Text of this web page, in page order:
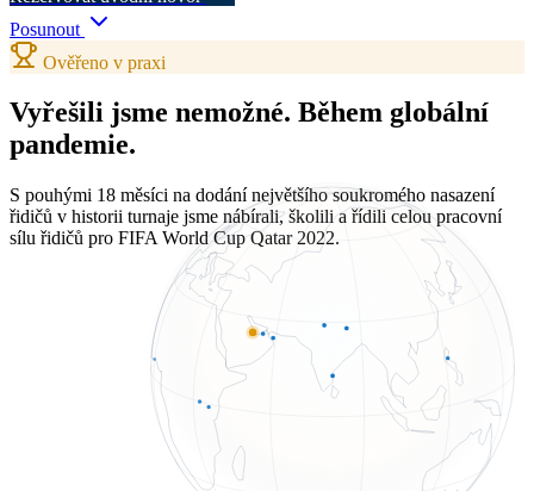
Posunout
Ověřeno v praxi
Vyřešili jsme nemožné. Během globální
pandemie.
S pouhými 18 měsíci na dodání největšího soukromého nasazení
řidičů v historii turnaje jsme nábírali, školili a řídili celou pracovní
sílu řidičů pro FIFA World Cup Qatar 2022.